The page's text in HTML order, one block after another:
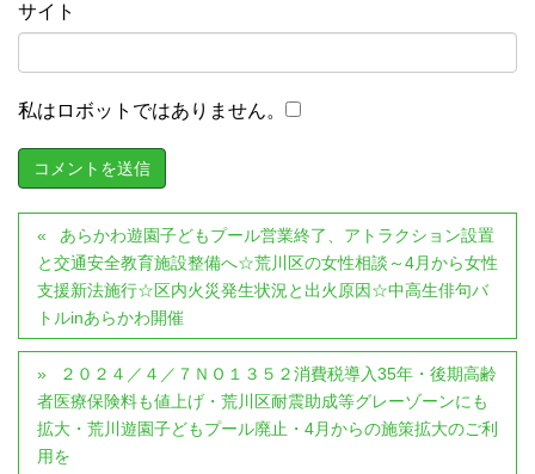
サイト
私はロボットではありません。
あらかわ遊園子どもプール営業終了、アトラクション設置
と交通安全教育施設整備へ☆荒川区の女性相談～4月から女性
支援新法施行☆区内火災発生状況と出火原因☆中高生俳句バ
トルinあらかわ開催
２０２４／４／７ＮＯ１３５２消費税導入35年・後期高齢
者医療保険料も値上げ・荒川区耐震助成等グレーゾーンにも
拡大・荒川遊園子どもプール廃止・4月からの施策拡大のご利
用を